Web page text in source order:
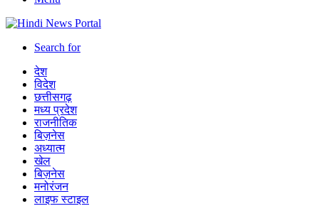
Search for
देश
विदेश
छत्तीसगढ़
मध्य प्रदेश
राजनीतिक
बिज़नेस
अध्यात्म
खेल
बिज़नेस
मनोरंजन
लाइफ स्टाइल